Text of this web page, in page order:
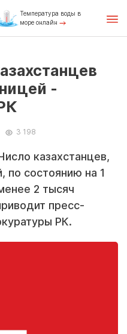
Температура воды в
море онлайн
-
3 198
казахстанцев,
по состоянию на 1
2 тысяч
пресс-
РК.